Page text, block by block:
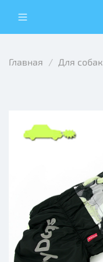
Главная Для собак